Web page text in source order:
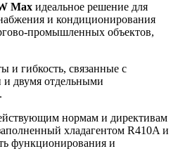
Max идеальное решение для
и кондиционирования
промышленных объектов,
и гибкость, связанные с
и двумя отдельными
нормам и директивам
хладагентом R410A и
функционирования и